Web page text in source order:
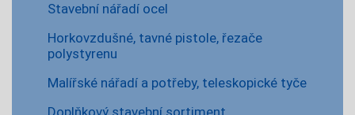
Stavební nářadí ocel
Horkovzdušné, tavné pistole, řezače
polystyrenu
Malířské nářadí a potřeby, teleskopické tyče